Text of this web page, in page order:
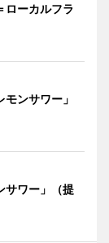
ローカルフラ
ンサワー」
サワー」（提